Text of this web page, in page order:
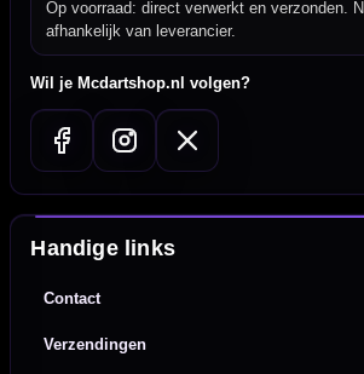
Op voorraad: direct verwerkt en verzonden.
afhankelijk van leverancier.
Wil je Mcdartshop.nl volgen?
Handige links
Contact
Verzendingen